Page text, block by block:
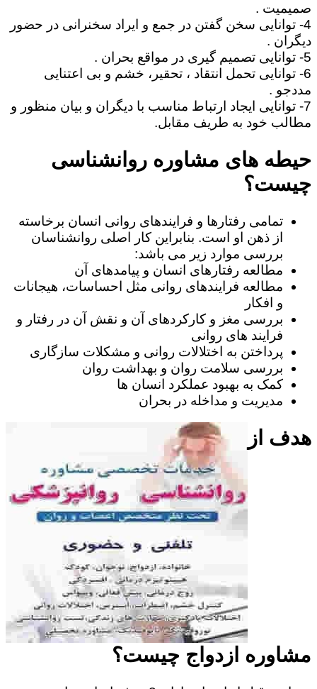
صمیمیت .
4- توانایی سخن گفتن در جمع و ایراد سخنرانی در حضور
دیگران .
5- توانایی تصمیم گیری در مواقع بحران .
6- توانایی تحمل انتقاد ، تحقیر، خشم و بی اعتنایی
مددجو .
7- توانایی ایجاد ارتباط مناسب با دیگران و بیان منظور و
مطالب خود به طریف مقابل.
حیطه های مشاوره روانشناسی
چیست؟
تمامی رفتارها و فرایندهای روانی انسان برخاسته
از ذهن او است. بنابراین کار اصلی روانشناسان
بررسی موارد زیر می باشد:
مطالعه رفتارهای انسان و پیامدهای آن
مطالعه فرایندهای روانی مثل احساسات، هیجانات
و افکار
بررسی مغز و کارکردهای آن و نقش آن در رفتار و
فرایند های روانی
پرداختن به اختلالات روانی و مشکلات سازگاری
بررسی سلامت روان و بهداشت روان
کمک به بهبود عملکرد انسان ها
مدیریت و مداخله در بحران
هدف از
مشاوره ازدواج چیست؟